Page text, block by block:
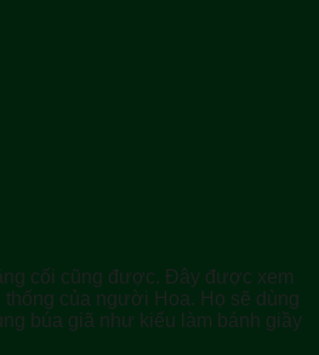
cối cũng được. Đây được xem
thống của người Hoa. Họ sẽ dùng
búa giã như kiểu làm bánh giầy